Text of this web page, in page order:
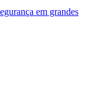
em grandes